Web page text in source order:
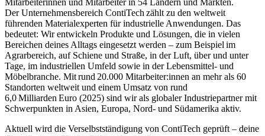
Mitarbeiterinnen und Mitarbeiter in 54 Ländern und Märkten.
Der Unternehmensbereich ContiTech zählt zu den weltweit
führenden Materialexperten für industrielle Anwendungen. Das
bedeutet: Wir entwickeln Produkte und Lösungen, die in vielen
Bereichen deines Alltags eingesetzt werden – zum Beispiel im
Agrarbereich, auf Schiene und Straße, in der Luft, über und unter
Tage, im industriellen Umfeld sowie in der Lebensmittel- und
Möbelbranche. Mit rund 20.000 Mitarbeiter:innen an mehr als 60
Standorten weltweit und einem Umsatz von rund
6,0 Milliarden Euro (2025) sind wir als globaler Industriepartner mit
Schwerpunkten in Asien, Europa, Nord- und Südamerika aktiv.
Aktuell wird die Verselbstständigung von ContiTech geprüft – deine